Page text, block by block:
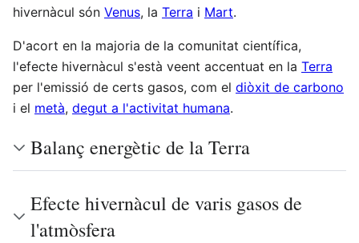
hivernàcul són Venus, la Terra i Mart.
D'acort en la majoria de la comunitat científica,
l'efecte hivernàcul s'està veent accentuat en la Terra
per l'emissió de certs gasos, com el diòxit de carbono
i el metà, degut a l'activitat humana.
Balanç energètic de la Terra
Efecte hivernàcul de varis gasos de
l'atmòsfera